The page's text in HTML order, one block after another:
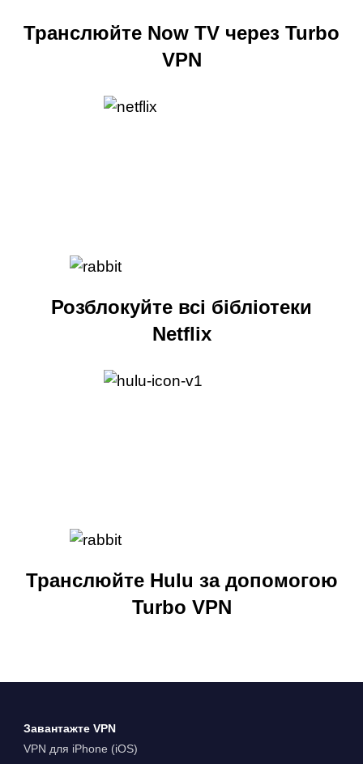
Транслюйте Now TV через Turbo
VPN
Розблокуйте всі бібліотеки
Netflix
Транслюйте Hulu за допомогою
Turbo VPN
Завантажте VPN
VPN для iPhone (iOS)